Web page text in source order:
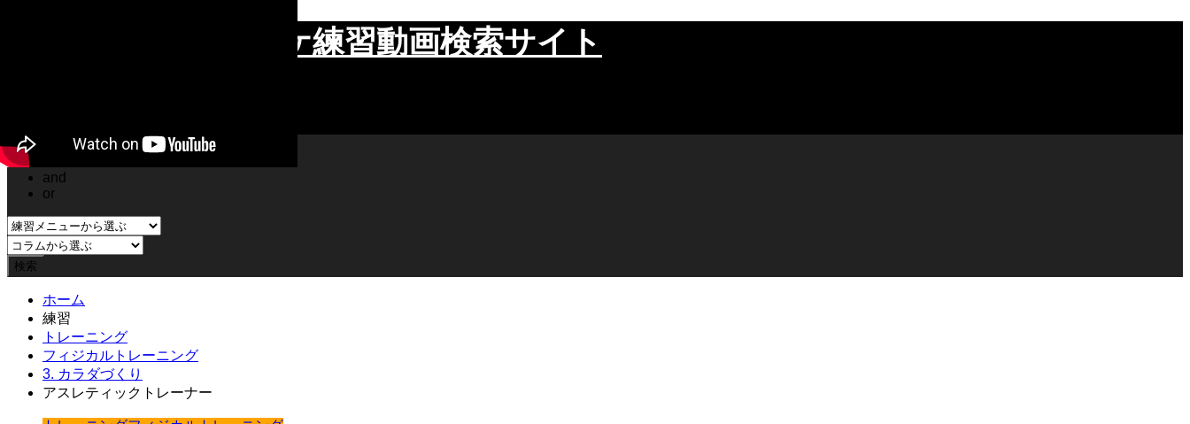
バスケ練習動画検索サイト
and
or
ホーム
練習
トレーニング
フィジカルトレーニング
3. カラダづくり
アスレティックトレーナー